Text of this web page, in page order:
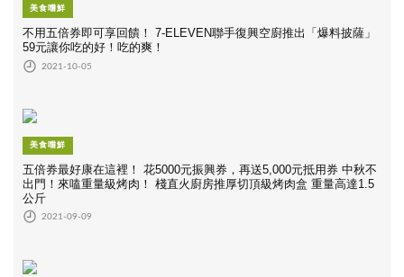
美食嚐鮮
不用五倍券即可享回饋！ 7-ELEVEN聯手復興空廚推出「爆料披薩」
59元讓你吃的好！吃的爽！
2021-10-05
美食嚐鮮
五倍券最好康在這裡！ 花5000元振興券，再送5,000元抵用券 中秋不
出門！來嗑重量級烤肉！ 棧直火廚房推厚切頂級烤肉盒 重量高達1.5
公斤
2021-09-09